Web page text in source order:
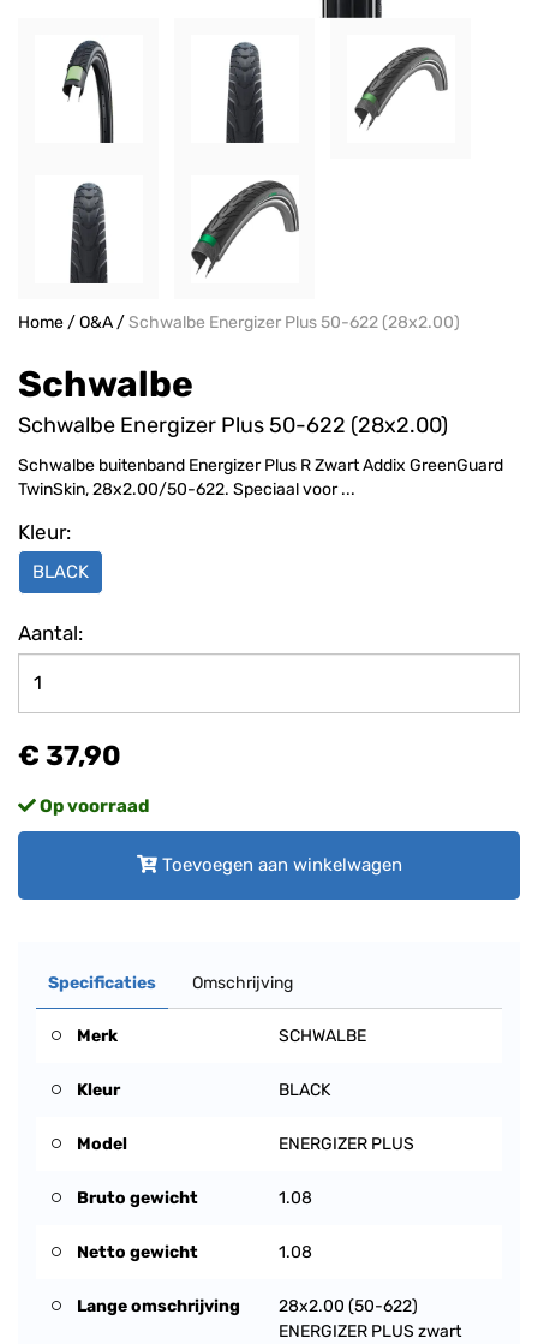
Home/O&A/Schwalbe Energizer Plus 50-622 (28x2.00)
Schwalbe
Schwalbe Energizer Plus 50-622 (28x2.00)
Schwalbe buitenband Energizer Plus R Zwart Addix GreenGuard
TwinSkin, 28x2.00/50-622. Speciaal voor ...
Kleur:
BLACK
Aantal:
€ 37,90
Op voorraad
Toevoegen aan winkelwagen
Specificaties Omschrijving
Merk SCHWALBE
Kleur BLACK
Model ENERGIZER PLUS
Bruto gewicht 1.08
Netto gewicht 1.08
Lange omschrijving
28x2.00 (50-622)
ENERGIZER PLUS zwart